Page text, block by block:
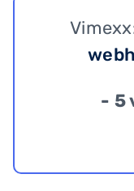
- 5